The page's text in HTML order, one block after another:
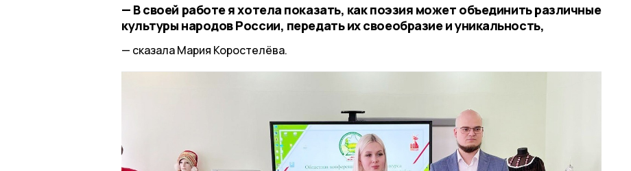
— В своей работе я хотела показать, как поэзия может объединить различные
культуры народов России, передать их своеобразие и уникальность,
сказала Мария Коростелёва.